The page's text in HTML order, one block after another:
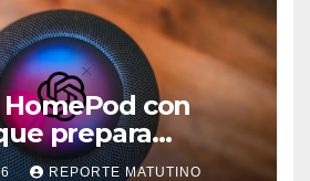
con
prepara
diseño es una
REPORTE MATUTINO